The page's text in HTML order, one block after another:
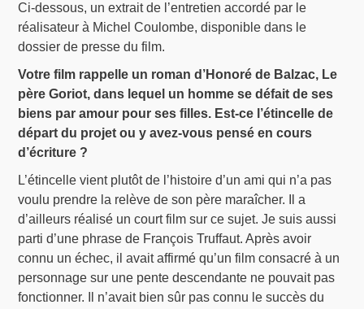
Ci-dessous, un extrait de l’entretien accordé par le
réalisateur à Michel Coulombe, disponible dans le
dossier de presse du film.
Votre film rappelle un roman d’Honoré de Balzac, Le
père Goriot, dans lequel un homme se défait de ses
biens par amour pour ses filles. Est-ce l’étincelle de
départ du projet ou y avez-vous pensé en cours
d’écriture ?
L’étincelle vient plutôt de l’histoire d’un ami qui n’a pas
voulu prendre la relève de son père maraîcher. Il a
d’ailleurs réalisé un court film sur ce sujet. Je suis aussi
parti d’une phrase de François Truffaut. Après avoir
connu un échec, il avait affirmé qu’un film consacré à un
personnage sur une pente descendante ne pouvait pas
fonctionner. Il n’avait bien sûr pas connu le succès du